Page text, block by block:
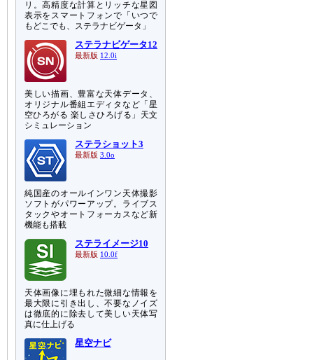
リ。高精度な計算とリッチな星図
表示をスマートフォンで「いつで
もどこでも、ステラナビゲータ」
ステラナビゲータ12
最新版 12.0i
美しい描画、豊富な天体データ、
オリジナル番組エディタなど「星
空ひろがる 楽しさひろげる」天文
シミュレーション
ステラショット3
最新版 3.0o
純国産のオールインワン天体撮影
ソフトがパワーアップ。ライブス
タックやオートフォーカスなど新
機能も搭載
ステライメージ10
最新版 10.0f
天体画像に埋もれた微細な情報を
最大限に引き出し、不要なノイズ
は徹底的に除去して美しい天体写
真に仕上げる
星空ナビ